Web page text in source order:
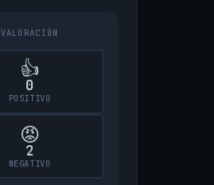
VALORACIÓN
👍
0
POSITIVO
😡
2
NEGATIVO